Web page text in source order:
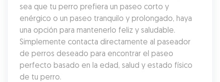
sea que tu perro prefiera un paseo corto y
enérgico o un paseo tranquilo y prolongado, haya
una opción para mantenerlo feliz y saludable.
Simplemente contacta directamente al paseador
de perros deseado para encontrar el paseo
perfecto basado en la edad, salud y estado físico
de tu perro.